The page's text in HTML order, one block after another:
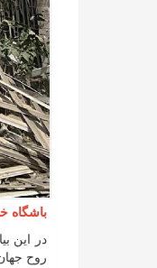
باشگاه
در این
روح